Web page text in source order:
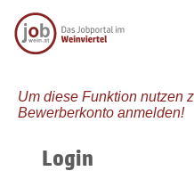
Um diese Funktion nutzen
Bewerberkonto anmelden!
Login